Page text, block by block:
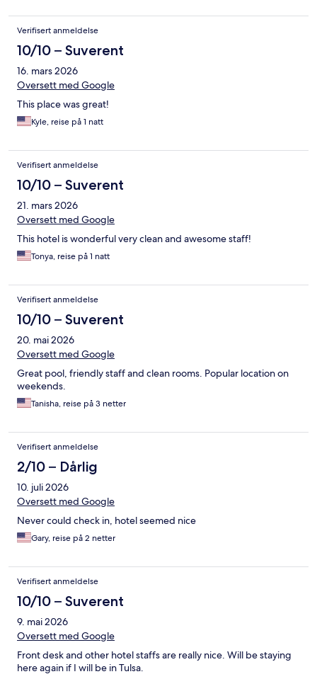
Verifisert anmeldelse
10/10 – Suverent
16. mars 2026
Oversett med Google
This place was great!
Kyle, reise på 1 natt
Verifisert anmeldelse
10/10 – Suverent
21. mars 2026
Oversett med Google
This hotel is wonderful very clean and awesome staff!
Tonya, reise på 1 natt
Verifisert anmeldelse
10/10 – Suverent
20. mai 2026
Oversett med Google
Great pool, friendly staff and clean rooms. Popular location on
weekends.
Tanisha, reise på 3 netter
Verifisert anmeldelse
2/10 – Dårlig
10. juli 2026
Oversett med Google
Never could check in, hotel seemed nice
Gary, reise på 2 netter
Verifisert anmeldelse
10/10 – Suverent
9. mai 2026
Oversett med Google
Front desk and other hotel staffs are really nice. Will be staying
here again if I will be in Tulsa.